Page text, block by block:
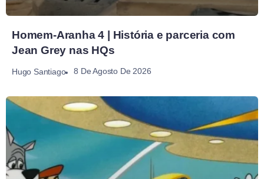
Homem-Aranha 4 | História e parceria com
Jean Grey nas HQs
Hugo Santiago 8 De Agosto De 2026